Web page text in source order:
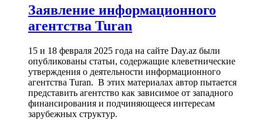
Заявление информационного
агентства Turan
15 и 18 февраля 2025 года на сайте Day.az были
опубликованы статьи, содержащие клеветнические
утверждения о деятельности информационного
агентства Turan. В этих материалах автор пытается
представить агентство как зависимое от западного
финансирования и подчиняющееся интересам
зарубежных структур.